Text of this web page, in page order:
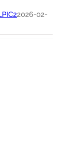
2026-02-